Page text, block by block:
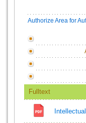
Authorize Area for
Fulltext